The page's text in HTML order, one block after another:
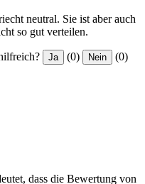
neutral. Sie ist aber auch
so gut verteilen.
Ja (0) Nein (0)
dass die Bewertung von